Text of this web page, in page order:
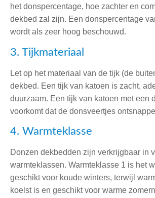
het donspercentage, hoe zachter en
dekbed zal zijn. Een donspercentage
wordt als zeer hoog beschouwd.
3. Tijkmateriaal
Let op het materiaal van de tijk (de
dekbed. Een tijk van katoen is zacht,
duurzaam. Een tijk van katoen met een
voorkomt dat de donsveertjes
4. Warmteklasse
Donzen dekbedden zijn verkrijgbaar in
warmteklassen. Warmteklasse 1 is het
geschikt voor koude winters, terwijl
koelst is en geschikt voor warme